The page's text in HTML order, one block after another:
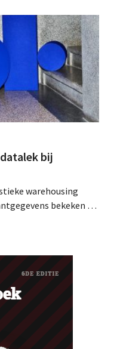
te zijn voor
bij
warehousing
bekeken of